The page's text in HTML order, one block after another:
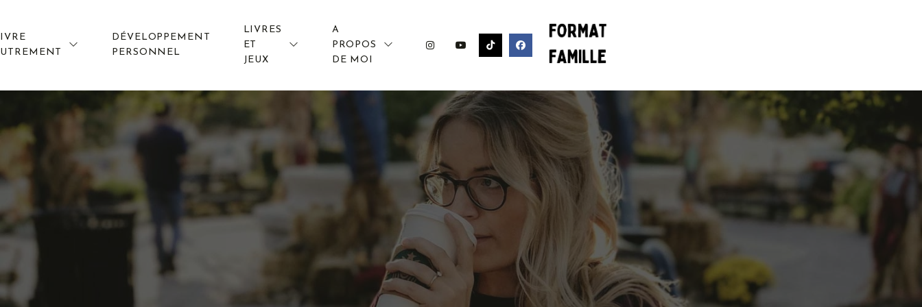
DÉVELOPPEMENT
PERSONNEL
LIVRES
ET
JEUX
A
PROPOS
DE MOI